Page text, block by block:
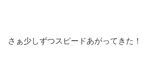
さぁ少しずつスピードあがってきた！